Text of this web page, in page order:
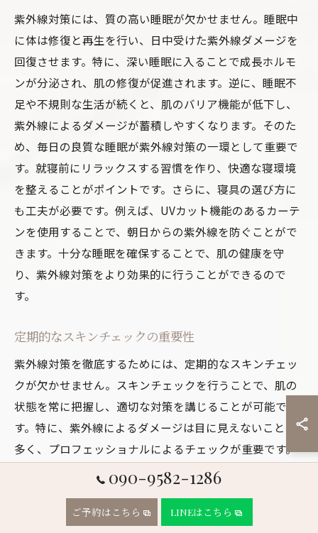
紫外線対策には、質の高い睡眠が欠かせません。睡眠中
に体は修復と再生を行い、日中受けた紫外線ダメージを
回復させます。特に、深い睡眠に入ることで成長ホルモ
ンが分泌され、肌の修復が促進されます。逆に、睡眠不
足や不規則な生活が続くと、肌のバリア機能が低下し、
紫外線によるダメージが蓄積しやすくなります。そのた
め、毎日の良質な睡眠が紫外線対策の一環として重要で
す。就寝前にリラックスする習慣を作り、快適な寝環境
を整えることがポイントです。さらに、寝具の選び方に
も工夫が必要です。例えば、UVカット機能のあるカーテ
ンを使用することで、朝日からの紫外線を防ぐことがで
きます。十分な睡眠を確保することで、肌の健康を守
り、紫外線対策をより効果的に行うことができるので
す。
定期的なスキンチェックの重要性
紫外線対策を徹底するためには、定期的なスキンチェッ
クが欠かせません。スキンチェックを行うことで、肌の
状態を常に把握し、適切な対策を講じることが可能で
す。特に、紫外線によるダメージは目に見えないことが
多く、プロフェッショナルによるチェックが重要です。
スキンチェックでは、シミやシワの早期発見が可能とな
り、早期対策を行うことで、健康的な肌を維持すること
ができます。また、スキンチェックの結果を基に、日常
090-9582-1286
ご予約はこちら LINEはこちら